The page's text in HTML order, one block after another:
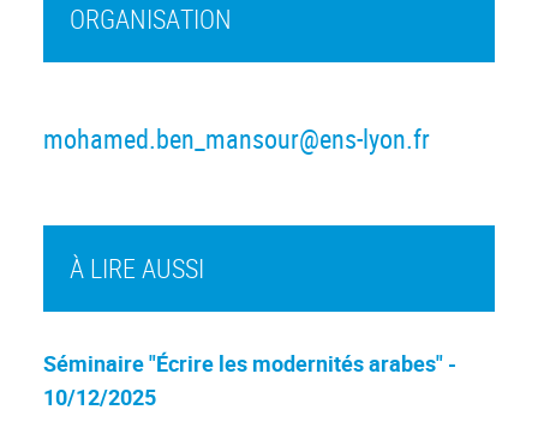
À LIRE AUSSI
Séminaire "Écrire les modernités arabes" -
10/12/2025
ORGANISATION
mohamed.ben_mansour@ens-lyon.fr